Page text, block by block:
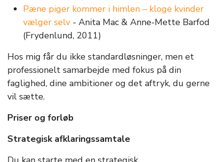
Pæne piger kommer i himlen – kloge kvinder
vælger selv - Anita Mac & Anne-Mette Barfod
(Frydenlund, 2011)
Hos mig får du ikke standardløsninger, men et
professionelt samarbejde med fokus på din
faglighed, dine ambitioner og det aftryk, du gerne
vil sætte.
Priser og forløb
Strategisk afklaringssamtale